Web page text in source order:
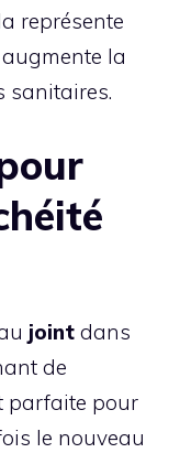
représente
la
sanitaires.
joint dans
de
parfaite pour
le nouveau